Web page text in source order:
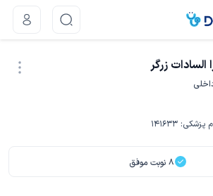
السادات زرگر
پزشکی:
141633
8 نوبت موفق